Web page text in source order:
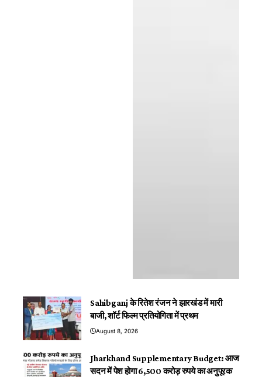
Sahibganj के रितेश रंजन ने झारखंड में मारी
बाजी, शॉर्ट फिल्म प्रतियोगिता में प्रथम
August 8, 2026
Jharkhand Supplementary Budget: आज
सदन में पेश होगा 6,500 करोड़ रुपये का अनुपूरक